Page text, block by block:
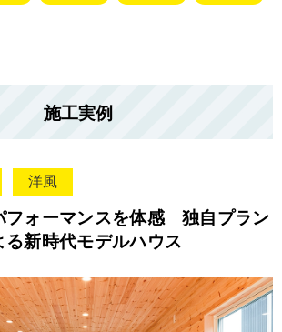
施工実例
洋風
フォーマンスを体感 独自プラン
る新時代モデルハウス